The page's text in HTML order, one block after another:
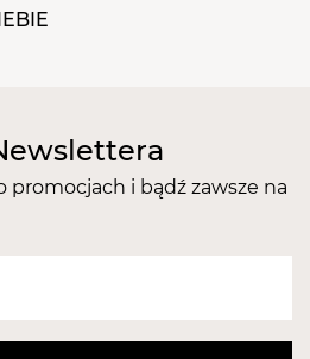
kamienne są wykonane z
leczniczym. Jego
paznokci przed
klamer plastikowych
i gładzenia skóry.
i bądź zawsze na